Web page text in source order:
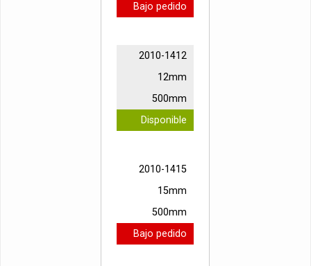
Bajo pedido
2010-1412
12mm
500mm
Disponible
2010-1415
15mm
500mm
Bajo pedido